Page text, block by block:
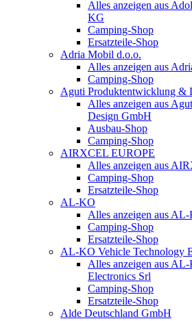
Alles anzeigen aus
KG
Camping-Shop
Ersatzteile-Shop
Adria Mobil d.o.o.
Alles anzeigen aus
Camping-Shop
Aguti Produktentwicklung &
Alles anzeigen aus
Design GmbH
Ausbau-Shop
Camping-Shop
AIRXCEL EUROPE
Alles anzeigen aus
Camping-Shop
Ersatzteile-Shop
AL-KO
Alles anzeigen aus
Camping-Shop
Ersatzteile-Shop
AL-KO Vehicle Technology
Alles anzeigen aus
Electronics Srl
Camping-Shop
Ersatzteile-Shop
Alde Deutschland GmbH